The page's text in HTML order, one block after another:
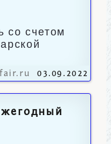
со счетом
fair.ru 03.09.2022